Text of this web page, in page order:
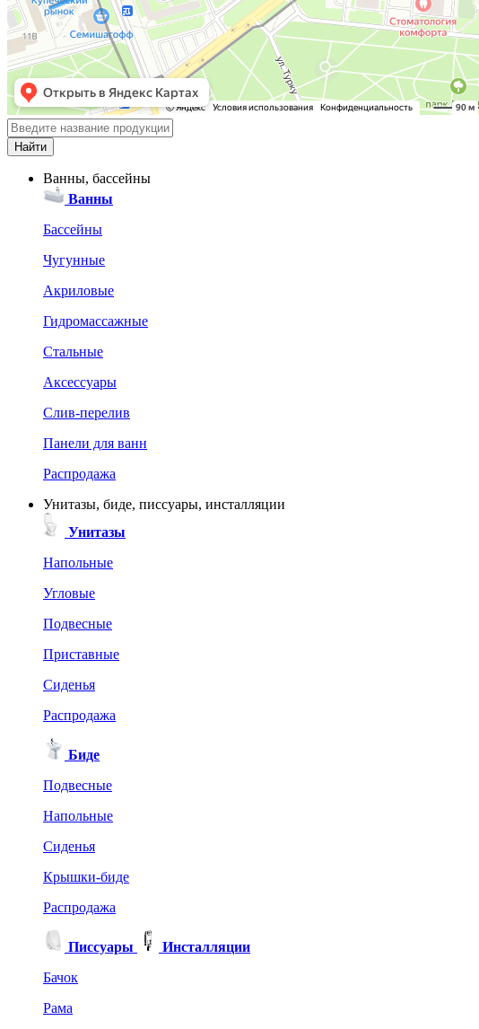
Ванны, бассейны
Ванны
Бассейны
Чугунные
Акриловые
Гидромассажные
Стальные
Аксессуары
Слив-перелив
Панели для ванн
Распродажа
Унитазы, биде, писсуары, инсталляции
Унитазы
Напольные
Угловые
Подвесные
Приставные
Сиденья
Распродажа
Биде
Подвесные
Напольные
Сиденья
Крышки-биде
Распродажа
Писсуары
Инсталляции
Бачок
Рама